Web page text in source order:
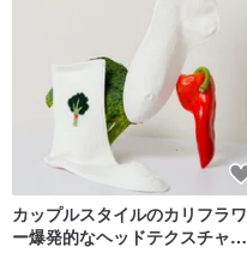
カップルスタイルのカリフラワ
ー爆発的なヘッドテクスチャコ